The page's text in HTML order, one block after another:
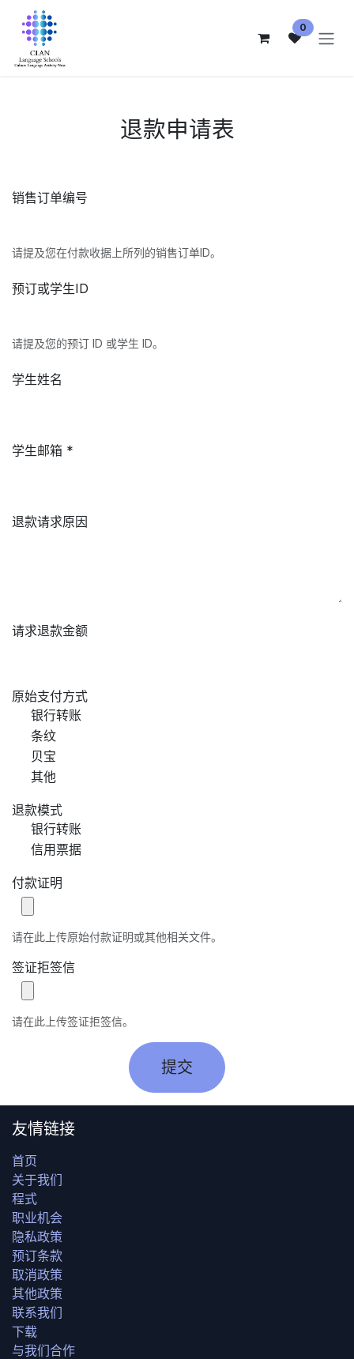
跳至内容
0
退款申请表
销售订单编号
请提及您在付款收据上所列的销售订单ID。
预订或学生ID
请提及您的预订 ID 或学生 ID。
学生姓名
学生邮箱 *
退款请求原因
请求退款金额
原始支付方式
银行转账
条纹
贝宝
其他
退款模式
银行转账
信用票据
付款证明
请在此上传原始付款证明或其他相关文件。
签证拒签信
请在此上传签证拒签信。
提交
友情链接
首页
关于我们
程式
职业机会
隐私政策
预订条款
取消政策
其他政策
联系我们
下载
与我们合作